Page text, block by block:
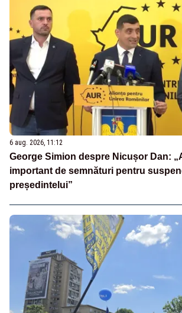
6 aug. 2026, 11:12
George Simion despre Nicușor Dan:
important de semnături pentru
președintelui”